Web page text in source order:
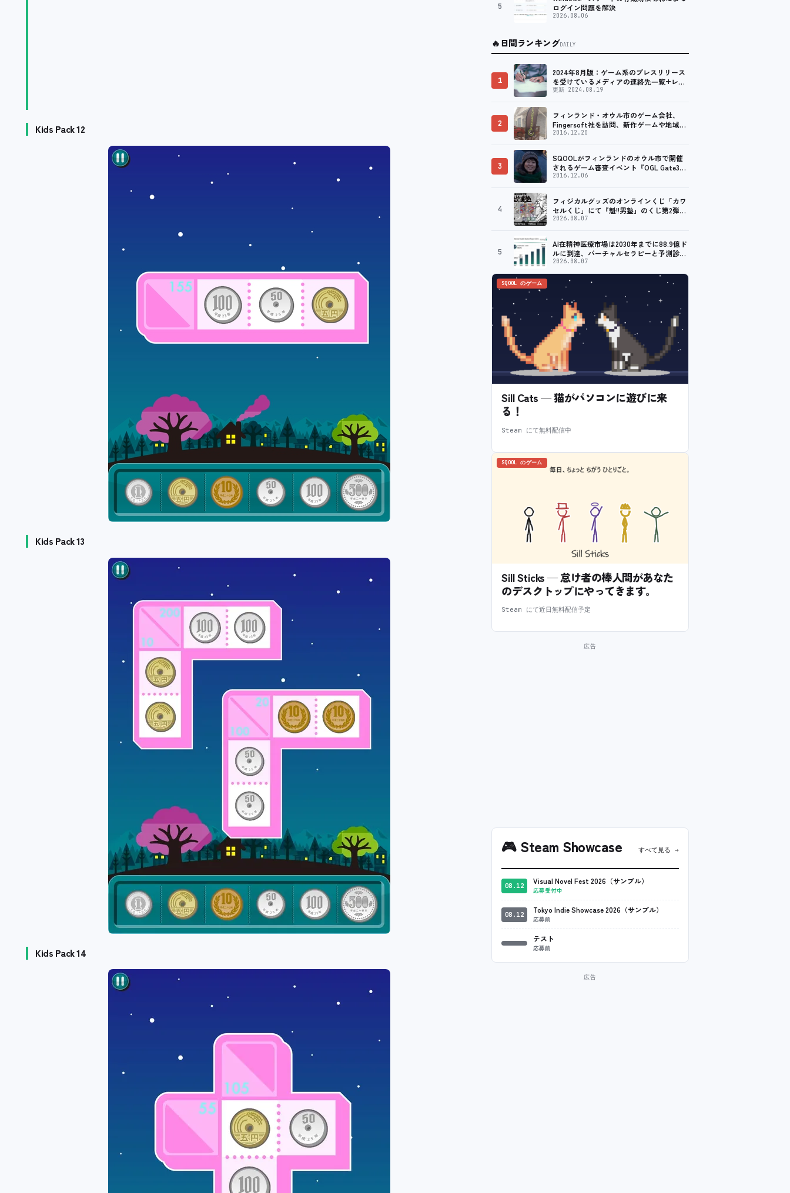
Kids Pack 12
Kids Pack 13
Kids Pack 14
5
ログイン問題を解決
2026.08.06
🔥日間ランキングDAILY
1
2024年8月版：ゲーム系のプレスリリース
を受けているメディアの連絡先一覧+レビ
ュー依頼先一覧
更新 2024.08.19
2
フィンランド・オウル市のゲーム会社、
Fingersoft社を訪問、新作ゲームや地域貢
献について聞いてきました
2016.12.20
3
SQOOLがフィンランドのオウル市で開催
されるゲーム審査イベント『OGL Gate3』
のメディアパートナーに！
2016.12.06
4
フィジカルグッズのオンラインくじ「カワ
セルくじ」にて『魁!!男塾』のくじ第2弾が
販売開始！
2026.08.07
5
AI在精神医療市場は2030年までに88.9億ド
ルに到達、バーチャルセラピーと予測診断
の普及が加速
2026.08.07
SQOOL のゲーム
Sill Cats — 猫がパソコンに遊びに来
る！
Steam にて無料配信中
SQOOL のゲーム
Sill Sticks — 怠け者の棒人間があなた
のデスクトップにやってきます。
Steam にて近日無料配信予定
🎮Steam Showcase すべて見る →
08.12 Visual Novel Fest 2026（サンプル）
応募受付中
08.12 Tokyo Indie Showcase 2026（サンプル）
応募前
テスト
応募前